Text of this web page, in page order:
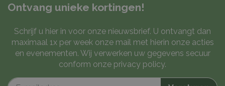
Ontvang unieke kortingen!
Schrijf u hier in voor onze nieuwsbrief. U ontvangt dan
maximaal 1x per week onze mail met hierin onze acties
en evenementen. Wij verwerken uw gegevens secuur
conform onze privacy policy.